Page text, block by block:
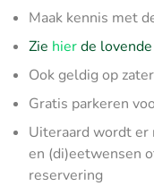
Maak kennis met
Zie hierde
Ook geldig op
Gratis parkeren
Uiteraard wordt er
en (di)eetwensen
reservering